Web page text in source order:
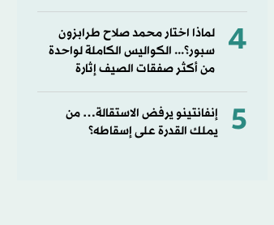
4
لماذا اختار محمد صلاح طرابزون
سبور؟... الكواليس الكاملة لواحدة
من أكثر صفقات الصيف إثارة
5
إنفانتينو يرفض الاستقالة… من
يملك القدرة على إسقاطه؟